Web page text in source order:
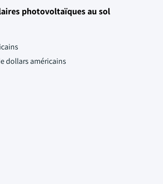
photovoltaïques au sol
dollars américains